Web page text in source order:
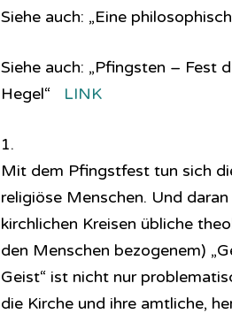
Siehe auch: „Eine
Siehe auch: „Pfingsten – Fest
Hegel“
LINK
1.
Mit dem Pfingstfest tun sich
religiöse Menschen. Und
kirchlichen Kreisen übliche
den Menschen bezogenem)
Geist“ ist nicht nur
die Kirche und ihre amtliche,